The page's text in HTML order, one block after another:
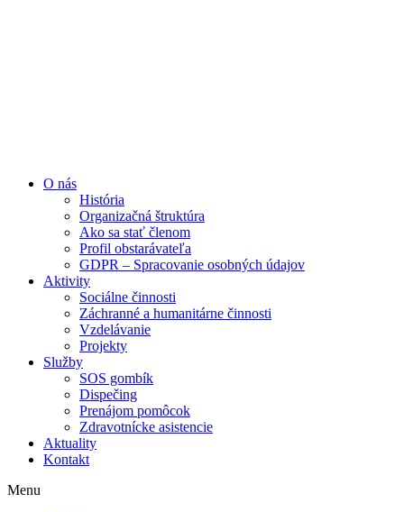
O nás
História
Organizačná štruktúra
Ako sa stať členom
Profil obstarávateľa
GDPR – Spracovanie osobných údajov
Aktivity
Sociálne činnosti
Záchranné a humanitárne činnosti
Vzdelávanie
Projekty
Služby
SOS gombík
Dispečing
Prenájom pomôcok
Zdravotnícke asistencie
Aktuality
Kontakt
Menu